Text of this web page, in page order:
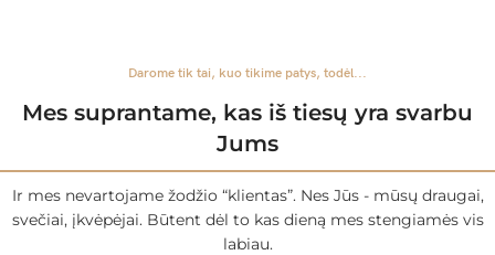
Darome tik tai, kuo tikime patys, todėl...
Mes suprantame, kas iš tiesų yra svarbu
Jums
Ir mes nevartojame žodžio “klientas”. Nes Jūs - mūsų draugai,
svečiai, įkvėpėjai. Būtent dėl to kas dieną mes stengiamės vis
labiau.